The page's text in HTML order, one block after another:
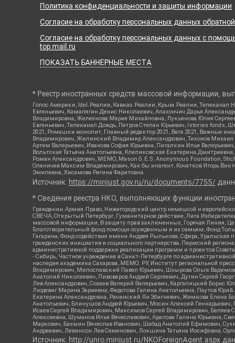
Политика конфиденциальности и защиты информации
Согласие на обработку персональных данных
Согласие на обработку персональных данных с
top.mail.ru
ПОКАЗАТЬ БАННЕРНЫЕ МЕСТА
* Реестр иностранных средств массовой информации,
Голос Америки, Idel.Реалии, Кавказ.Реалии, Крым.Реалии, Телеканал
Евгеньевич, Камалягин Денис Николаевич, Апахончич Дарья
Владимировна, Железнова Мария Михайловна, Лукьянова Юлия
Евгеньевич, Телеканал Дождь, Петров Степан Юрьевич, Istories
2021, Ромашки монолит, Главный редактор 2021, Вега 2021, Важные
Владимирович, Жилинский Владимир Александрович, Тихонов Михаил
Артем Валерьевич, Иванова София Юрьевна, Пигалкин Илья
Вольтская Татьяна Анатольевна, Клепиковская Екатерина
Роман Александрович, МЕМО, Mason G.E.S. Anonymous Foundation,
Оленичев Максим Владимирович, Как бы инагент, Кочетков Игорь
Эмилевна, Хисамова Регина Фаритовна
Источник: https://minjust.gov.ru/ru/documents/7755/
* Сведения реестра НКО, выполняющих функции
Гражданин.Армия.Право, Нижегородский центр немецкой и
СВЕЧА, Открытый Петербург, Гуманитарное действие, Лига
массовой информации, В защиту прав заключенных, Горячая Линия,
Благотворительный фонд помощи осужденным и их семьям, Фонд
Гагарина, Фонд содействия имени Андрея Рылькова, Сфера,
гражданских инициатив и социального партнерства, Пермский
административной поддержке реализации программ и проектов
- Сибирь, Частное учреждение в Санкт-Петербурге по
наследия академика Сахарова, МЕМО. РУ, Институт региональной
Владимирович, Милославский Павел Юрьевич, Шнырова Ольга
Анатолий Николаевич, Пивоваров Андрей Сергеевич, Дугин Сергей
Лев Александрович, Созаев Валерий Валерьевич, Каргалицкий Борис
Людевиг Марина Зариевна, Федотова Галина Анатольевна, Паутов
Екатерина Александровна, Рачинский Ян Збигневич, Жемкова Елена
Анатольевич, Блинушов Андрей Юрьевич, Мосин Алексей
Исаев Сергей Владимирович, Максимов Сергей Владимирович,
Алексеевна, Шуманов Илья Вячеславович, Арапова Галина Юрьевна,
Маркович, Бахмин Вячеслав Иванович, Шабад Анатолий Ефимович,
Андреевич, Левинсон Лев Семенович, Локшина Татьяна Иосифовна,
Источник: http://unro.minjust.ru/NKOForeignAgent.aspx